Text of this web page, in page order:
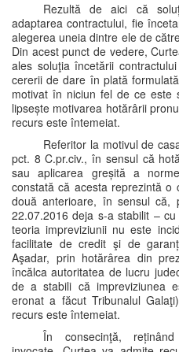
Rezultă de aici că
adaptarea contractului, fie
alegerea uneia dintre ele de
Din acest punct de vedere,
ales soluţia încetării
cererii de dare în plată
motivat în niciun fel de ce este
lipsește motivarea hotărârii
recurs este întemeiat.
Referitor la motivul de
pct. 8 C.pr.civ., în sensul că
sau aplicarea greșită a
constată că acesta reprezintă
două anterioare, în sensul că,
22.07.2016 deja s-a stabilit –
teoria impreviziunii nu este
facilitate de credit şi de
Aşadar, prin hotărârea din
încălca autoritatea de lucru
de a stabili că impreviziunea
eronat a făcut Tribunalul
recurs este întemeiat.
În consecinţă,